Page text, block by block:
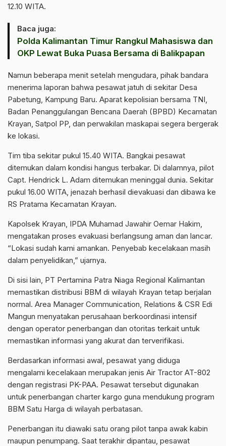
12.10 WITA.
Baca juga:
Polda Kalimantan Timur Rangkul Mahasiswa dan
OKP Lewat Buka Puasa Bersama di Balikpapan
Namun beberapa menit setelah mengudara, pihak bandara
menerima laporan bahwa pesawat jatuh di sekitar Desa
Pabetung, Kampung Baru. Aparat kepolisian bersama TNI,
Badan Penanggulangan Bencana Daerah (BPBD) Kecamatan
Krayan, Satpol PP, dan perwakilan maskapai segera bergerak
ke lokasi.
Tim tiba sekitar pukul 15.40 WITA. Bangkai pesawat
ditemukan dalam kondisi hangus terbakar. Di dalamnya, pilot
Capt. Hendrick L. Adam ditemukan meninggal dunia. Sekitar
pukul 16.00 WITA, jenazah berhasil dievakuasi dan dibawa ke
RS Pratama Kecamatan Krayan.
Kapolsek Krayan, IPDA Muhamad Jawahir Oemar Hakim,
mengatakan proses evakuasi berlangsung aman dan lancar.
“Lokasi sudah kami amankan. Penyebab kecelakaan masih
dalam penyelidikan,” ujarnya.
Di sisi lain, PT Pertamina Patra Niaga Regional Kalimantan
memastikan distribusi BBM di wilayah Krayan tetap berjalan
normal. Area Manager Communication, Relations & CSR Edi
Mangun menyatakan perusahaan berkoordinasi intensif
dengan operator penerbangan dan otoritas terkait untuk
memastikan informasi yang akurat dan terverifikasi.
Berdasarkan informasi awal, pesawat yang diduga
mengalami kecelakaan merupakan jenis Air Tractor AT-802
dengan registrasi PK-PAA. Pesawat tersebut digunakan
untuk penerbangan charter kargo guna mendukung program
BBM Satu Harga di wilayah perbatasan.
Penerbangan itu diawaki satu orang pilot tanpa awak kabin
maupun penumpang. Saat terakhir dipantau, pesawat